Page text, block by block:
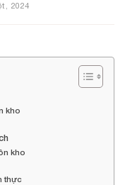
2024
kho
kho
thực